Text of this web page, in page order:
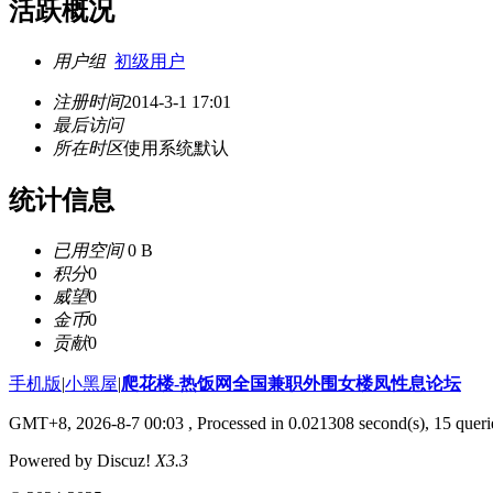
活跃概况
用户组 初级用户
注册时间2014-3-1 17:01
最后访问
所在时区使用系统默认
统计信息
已用空间0 B
积分0
威望0
金币0
贡献0
手机版|小黑屋|爬花楼-热饭网全国兼职外围女楼凤性息论坛
GMT+8, 2026-8-7 00:03 , Processed in 0.021308 second(s), 15
Powered by Discuz! X3.3